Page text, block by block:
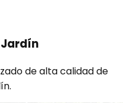
Jardín
de alta calidad de